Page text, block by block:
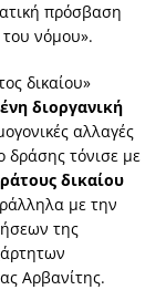
πρόσβαση
νόμου».
δικαίου»
διοργανική
αλλαγές
δράσης τόνισε με
δικαίου
με την
της
Αρβανίτης.